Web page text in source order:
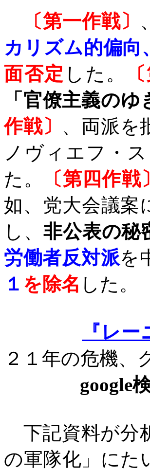
〔第一作戦〕 、
カリズム的偏向
面否定 した。
「官僚主義の
作戦〕 、両派を
ノヴィエフ・
た。
〔第四作戦〕
如、党大会議案
し、 非公表の秘
労働者反対派を
１ を除名 した。
『レ
２１年の危機、
google
下記資料が分
の軍隊化」にた